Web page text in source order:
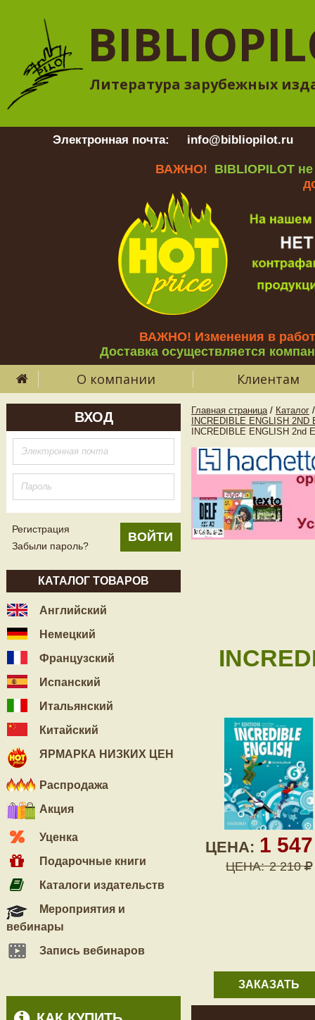
Литература зарубежных
Электронная почта: info@bibliopilot.ru
ВАЖНО! BIBLIOPILOT
ВАЖНО! Изменения в
Доставка осуществляется
О компании Клиентам
ВХОД
Регистрация
Забыли пароль?
КАТАЛОГ ТОВАРОВ
Английский
Немецкий
Французский
Испанский
Итальянский
Китайский
ЯРМАРКА НИЗКИХ ЦЕН
Распродажа
Акция
Уценка
Подарочные книги
Каталоги издательств
Мероприятия и
вебинары
Запись вебинаров
Главная страница / Каталог /
INCREDIBLE ENGLISH
INCREDIBLE ENGLISH 2nd
ЦЕНА: 1
ЦЕНА: 2 210
ЗАКАЗАТЬ